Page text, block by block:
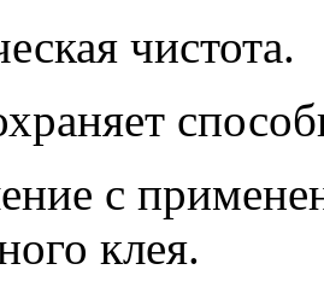
чистота.
с
клея.